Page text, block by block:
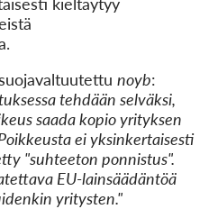
noyb:
tehdään selväksi,
saada kopio yrityksen
ei yksinkertaisesti
"suhteeton ponnistus".
EU-lainsäädäntöä
yritysten."